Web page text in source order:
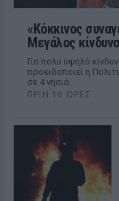
«Κόκκινος
Μεγάλος
Για πολύ υψηλό
προειδοποιεί η
σε 4 νησιά.
ΠΡΙΝ 10 ΏΡΕΣ